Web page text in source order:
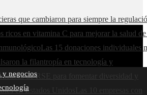
que cambiaron para siempre la
ricos en vitamina C para mejorar la salud
Las 15 donaciones individuales
la filantropía en tecnología y
de RSE para fomentar diversidad y
en Estados Unidos
y negocios